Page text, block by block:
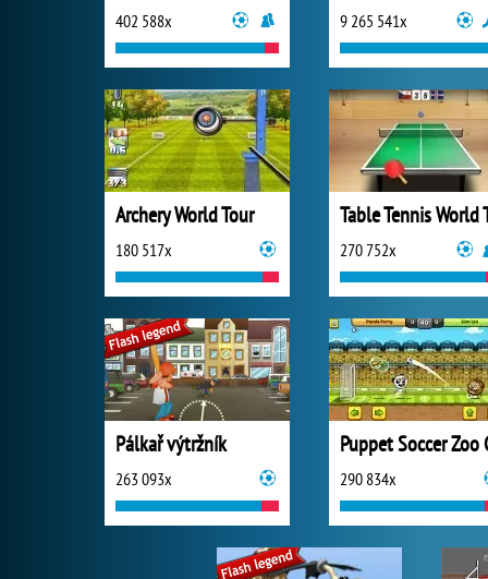
402 588x 9 265 541x
Archery World Tour
180 517x 270 752x
Pálkař výtržník
263 093x
Puppet Soccer Zoo
290 834x